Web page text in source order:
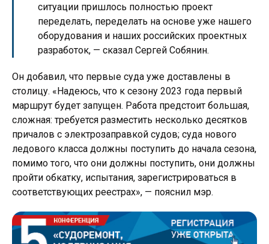
ситуации пришлось полностью проект
переделать, переделать на основе уже нашего
оборудования и наших российских проектных
разработок, — сказал Сергей Собянин.
Он добавил, что первые суда уже доставлены в
столицу. «Надеюсь, что к сезону 2023 года первый
маршрут будет запущен. Работа предстоит большая,
сложная: требуется разместить несколько десятков
причалов с электрозаправкой судов; суда нового
ледового класса должны поступить до начала сезона,
помимо того, что они должны поступить, они должны
пройти обкатку, испытания, зарегистрироваться в
соответствующих реестрах», — пояснил мэр.